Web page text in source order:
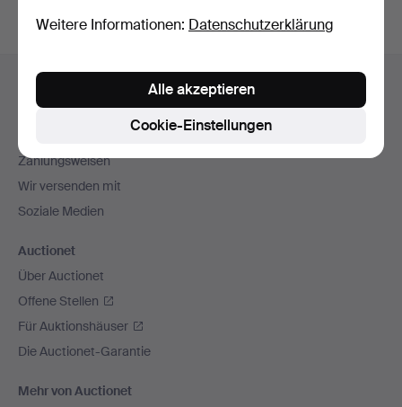
Fußzeilen-
Kontakt mit dem Support aufnehmen
Zahlungsweisen
Wir versenden mit
Soziale Medien
Auctionet
Über Auctionet
Offene Stellen
Für Auktionshäuser
Die Auctionet-Garantie
Mehr von Auctionet
Weitere Informationen: Datenschutzerklärung
Cookie-Einstellungen
Alle akzeptieren